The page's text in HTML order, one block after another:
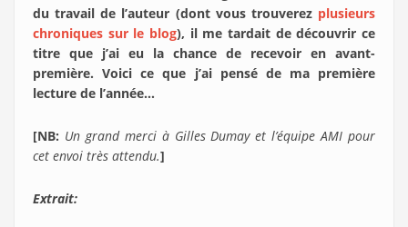
du travail de l’auteur (dont vous trouverez plusieurs
chroniques sur le blog), il me tardait de découvrir ce
titre que j’ai eu la chance de recevoir en avant-
première. Voici ce que j’ai pensé de ma première
lecture de l’année…
[NB: Un grand merci à Gilles Dumay et l’équipe AMI pour
cet envoi très attendu.]
Extrait: